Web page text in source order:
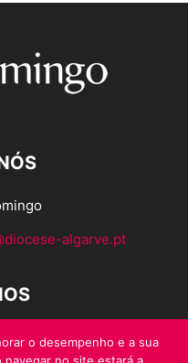
algarve.pt
o desempenho e a sua